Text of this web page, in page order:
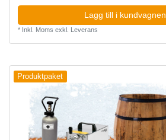
Lagg till i kundvagnen
* Inkl. Moms exkl. Leverans
Produktpaket